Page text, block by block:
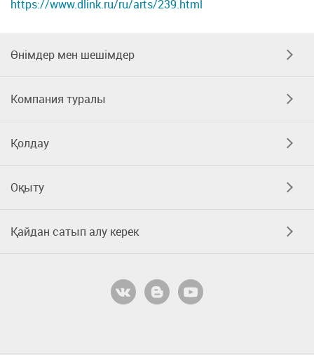
https://www.dlink.ru/ru/arts/239.html
Өнімдер мен шешімдер
Компания туралы
Қолдау
Оқыту
Қайдан сатып алу керек